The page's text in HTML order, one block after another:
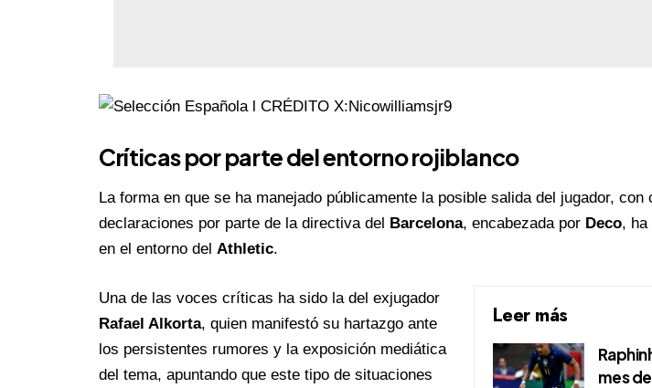
Críticas por parte del entorno rojiblanco
La forma en que se ha manejado públicamente la posible salida del jugador, con
declaraciones por parte de la directiva del
Barcelona, encabezada por Deco, ha
en el entorno del Athletic.
Leer más
mes
Una de las voces críticas ha sido la del exjugador
Rafael Alkorta, quien manifestó su hartazgo ante
los persistentes rumores y la exposición mediática
del tema, apuntando que este tipo de situaciones